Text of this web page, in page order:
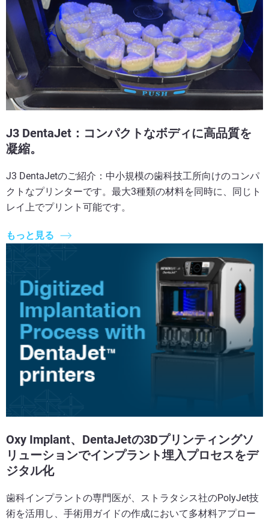
J3 DentaJet：コンパクトなボディに高品質を
凝縮。
J3 DentaJetのご紹介：中小規模の歯科技工所向けのコンパ
クトなプリンターです。最大3種類の材料を同時に、同じト
レイ上でプリント可能です。
もっと見る
Oxy Implant、DentaJetの3Dプリンティングソ
リューションでインプラント埋入プロセスをデ
ジタル化
歯科インプラントの専門医が、ストラタシス社のPolyJet技
術を活用し、手術用ガイドの作成において多材料アプロー